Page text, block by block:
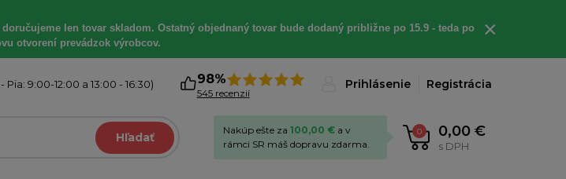
len tovar skladom. Ostatný objednaný tovar bude dodaný približne po 15.9 - teda po
otvorení prevádzok výrobcov.
×
Pia: 9:00-12:00 a 13:00 - 16:30) 98%
545 recenzií
Prihlásenie Registrácia
Hľadať 0 0,00 €
s DPH
Nakúp ešte za 100,00 € a v
rámci SR máš dopravu zdarma.